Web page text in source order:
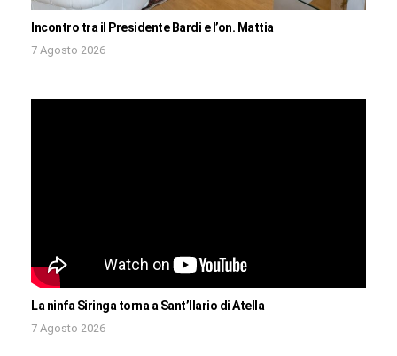
Incontro tra il Presidente Bardi e l’on. Mattia
7 Agosto 2026
La ninfa Siringa torna a Sant’Ilario di Atella
7 Agosto 2026